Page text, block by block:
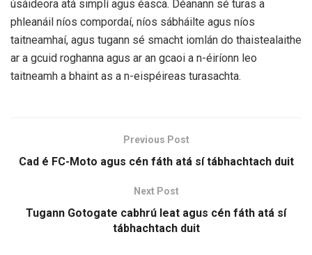
úsáideora atá simplí agus éasca. Déanann sé turas a
phleanáil níos compordaí, níos sábháilte agus níos
taitneamhaí, agus tugann sé smacht iomlán do thaistealaithe
ar a gcuid roghanna agus ar an gcaoi a n-éiríonn leo
taitneamh a bhaint as a n-eispéireas turasachta.
Previous Post
Cad é FC-Moto agus cén fáth atá sí tábhachtach duit
Next Post
Tugann Gotogate cabhrú leat agus cén fáth atá sí
tábhachtach duit